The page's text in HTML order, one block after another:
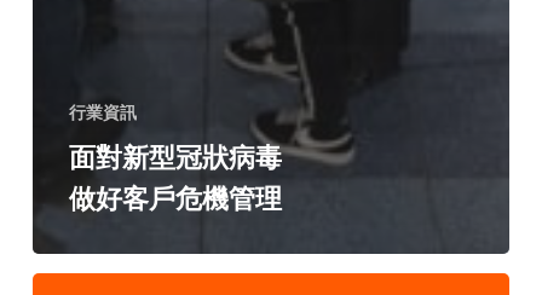
行業資訊
面對新型冠狀病毒
做好客戶危機管理